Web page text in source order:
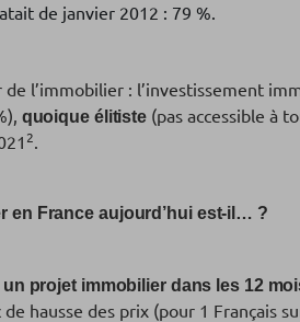
de janvier 2012 : 79 %.
de l’immobilier : l’investissement
quoique élitiste (pas accessible à
2.
en France aujourd’hui est-il… ?
projet immobilier dans les 12
hausse des prix (pour 1 Français